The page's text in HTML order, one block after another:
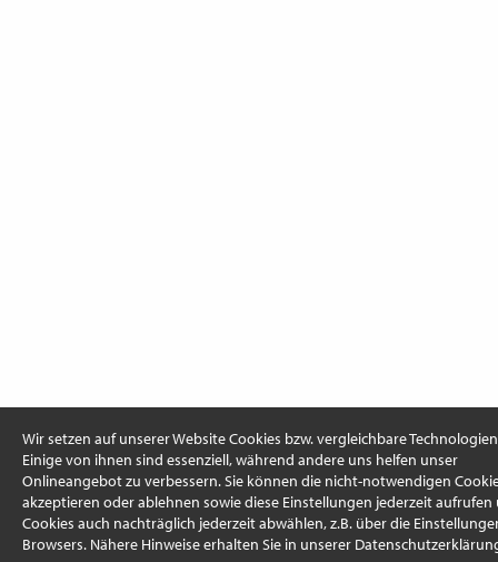
Wir setzen auf unserer Website Cookies bzw. vergleichbare
Einige von ihnen sind essenziell, während andere uns helfen unser
Onlineangebot zu verbessern. Sie können die nicht-notwendigen
akzeptieren oder ablehnen sowie diese Einstellungen jederzeit aufrufen
Cookies auch nachträglich jederzeit abwählen, z.B. über die
Browsers. Nähere Hinweise erhalten Sie in unserer